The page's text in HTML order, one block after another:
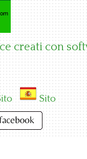
creati con
Sito